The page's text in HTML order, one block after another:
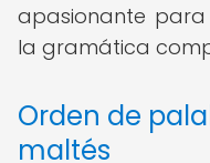
apasionante para
la gramática
Orden de
maltés